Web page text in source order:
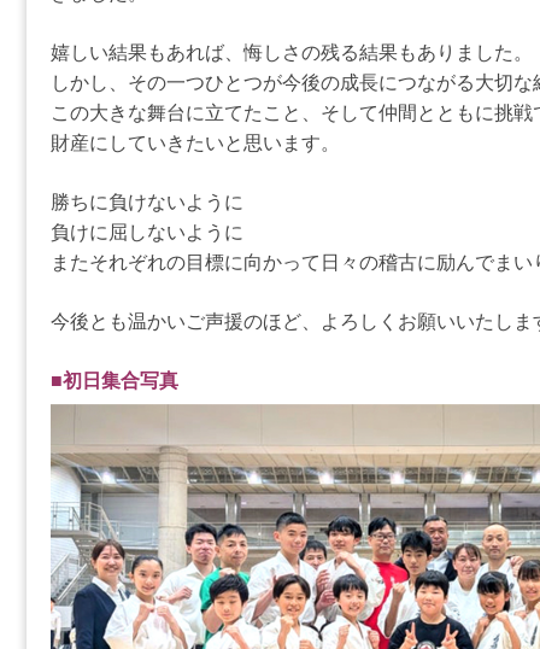
嬉しい結果もあれば、悔しさの残る結果もありました。
しかし、その一つひとつが今後の成長につながる大切な
この大きな舞台に立てたこと、そして仲間とともに挑
財産にしていきたいと思います。
勝ちに負けないように
負けに屈しないように
またそれぞれの目標に向かって日々の稽古に励んでまい
今後とも温かいご声援のほど、よろしくお願いいたしま
■初日集合写真